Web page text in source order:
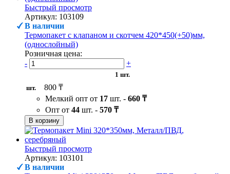
Быстрый просмотр
Артикул: 103109
В наличии
Термопакет с клапаном и скотчем 420*450(+50)мм,
(однослойный)
Розничная цена:
-
+
1 шт.
шт.
800 ₸
Мелкий опт от 17 шт. - 660 ₸
Опт от 44 шт. - 570 ₸
В корзину
Быстрый просмотр
Артикул: 103101
В наличии